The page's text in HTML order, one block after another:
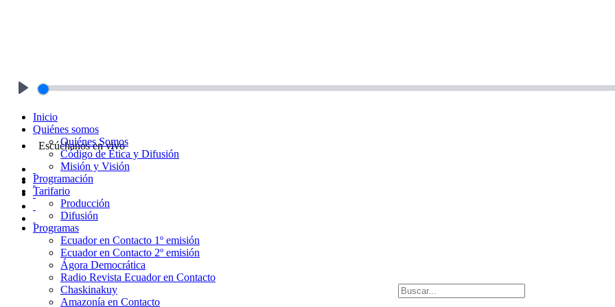
Escúchanos en vivo
Inicio
Quiénes somos
Quiénes Somos
Código de Ética y Difusión
Misión y Visión
Programación
Tarifario
Producción
Difusión
Programas
Ecuador en Contacto 1º emisión
Ecuador en Contacto 2º emisión
Ágora Democrática
Radio Revista Ecuador en Contacto
Chaskinakuy
Amazonía en Contacto